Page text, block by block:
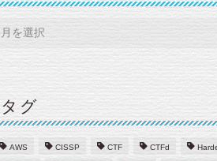
タグ
AWS CISSP CTF CTFd